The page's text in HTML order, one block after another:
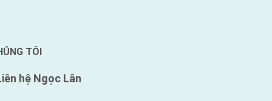
TÔI
hệ Ngọc Lân